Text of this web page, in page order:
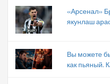
«Арсенал»
якунлаш
Вы можете
как пьяный.